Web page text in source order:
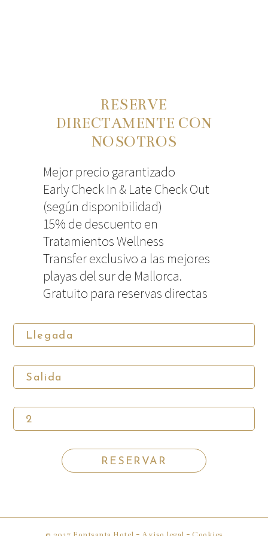
RESERVE
DIRECTAMENTE CON
NOSOTROS
Mejor precio garantizado
Early Check In & Late Check Out
(según disponibilidad)
15% de descuento en
Tratamientos Wellness
Transfer exclusivo a las mejores
playas del sur de Mallorca.
Gratuito para reservas directas